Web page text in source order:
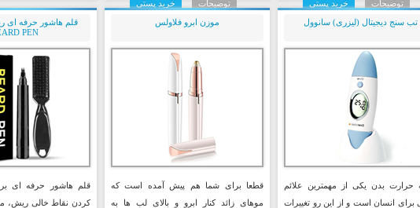
توضیحات خرید پستی توضیحات خرید پستی
تب سنج دیجیتال (لیزری) سانوول
حرارت بدن یکی از مهمترین علائم
برای انسان است و از این رو تغییرات
موزن ابرو فلاولس
قطعا برای شما هم پیش آمده است که
موهای زائد کنار ابرو و بالای لب ها به
قلم هاشور حرفه ای
PEN
قلم هاشور حرفه ای
کردن نقاط خالی ریش،